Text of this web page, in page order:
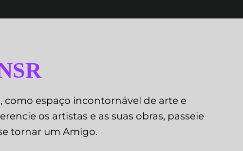
como espaço incontornável de arte e
os artistas e as suas obras, passeie
tornar um Amigo.